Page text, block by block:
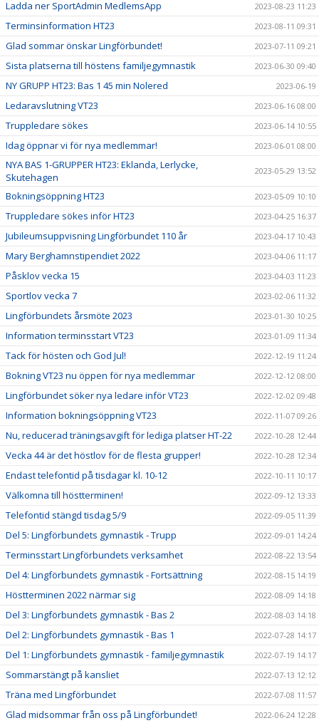
Ladda ner SportAdmin MedlemsApp 2023-08-23 11:23
Terminsinformation HT23 2023-08-11 09:31
Glad sommar önskar Lingförbundet! 2023-07-11 09:21
Sista platserna till höstens familjegymnastik 2023-06-30 09:40
NY GRUPP HT23: Bas 1 45 min Nolered 2023-06-19
Ledaravslutning VT23 2023-06-16 08:00
Truppledare sökes 2023-06-14 10:55
Idag öppnar vi för nya medlemmar! 2023-06-01 08:00
NYA BAS 1-GRUPPER HT23: Eklanda, Lerlycke,
Skutehagen
2023-05-29 13:52
Bokningsöppning HT23 2023-05-09 10:10
Truppledare sökes inför HT23 2023-04-25 16:37
Jubileumsuppvisning Lingförbundet 110 år 2023-04-17 10:43
Mary Berghamnstipendiet 2022 2023-04-06 11:17
Påsklov vecka 15 2023-04-03 11:23
Sportlov vecka 7 2023-02-06 11:32
Lingförbundets årsmöte 2023 2023-01-30 10:25
Information terminsstart VT23 2023-01-09 11:34
Tack för hösten och God Jul! 2022-12-19 11:24
Bokning VT23 nu öppen för nya medlemmar 2022-12-12 08:00
Lingförbundet söker nya ledare inför VT23 2022-12-02 09:48
Information bokningsöppning VT23 2022-11-07 09:26
Nu, reducerad träningsavgift för lediga platser HT-22 2022-10-28 12:44
Vecka 44 är det höstlov för de flesta grupper! 2022-10-28 12:34
Endast telefontid på tisdagar kl. 10-12 2022-10-11 10:17
Välkomna till höstterminen! 2022-09-12 13:33
Telefontid stängd tisdag 5/9 2022-09-05 11:39
Del 5: Lingförbundets gymnastik - Trupp 2022-09-01 14:24
Terminsstart Lingförbundets verksamhet 2022-08-22 13:54
Del 4: Lingförbundets gymnastik - Fortsättning 2022-08-15 14:19
Höstterminen 2022 närmar sig 2022-08-09 14:18
Del 3: Lingförbundets gymnastik - Bas 2 2022-08-03 14:18
Del 2: Lingförbundets gymnastik - Bas 1 2022-07-28 14:17
Del 1: Lingförbundets gymnastik - familjegymnastik 2022-07-19 14:17
Sommarstängt på kansliet 2022-07-13 12:12
Träna med Lingförbundet 2022-07-08 11:57
Glad midsommar från oss på Lingförbundet! 2022-06-24 12:28